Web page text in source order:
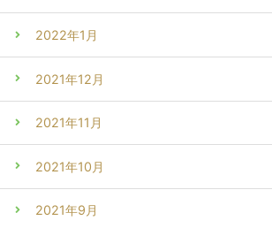
2022年1月
2021年12月
2021年11月
2021年10月
2021年9月